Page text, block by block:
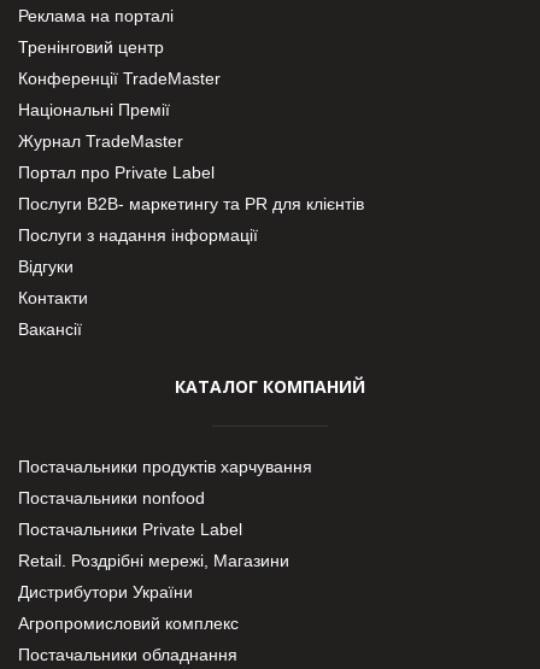
Реклама на порталі
Тренінговий центр
Конференції TradeMaster
Національні Премії
Журнал TradeMaster
Портал про Private Label
Послуги В2В- маркетингу та PR для клієнтів
Послуги з надання інформації
Відгуки
Контакти
Вакансії
КАТАЛОГ КОМПАНИЙ
Постачальники продуктів харчування
Постачальники nonfood
Постачальники Private Label
Retail. Роздрібні мережі, Магазини
Дистрибутори України
Агропромисловий комплекс
Постачальники обладнання